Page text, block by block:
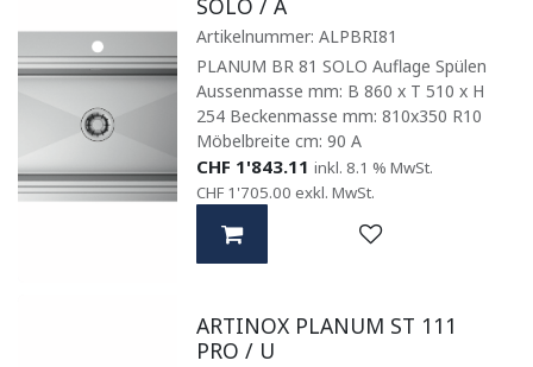
SOLO / A
Artikelnummer:ALPBRI81
PLANUM BR 81 SOLO Auflage Spülen
Aussenmasse mm: B 860 x T 510 x H
254 Beckenmasse mm: 810x350 R10
Möbelbreite cm: 90 A
CHF 1'843.11 inkl. 8.1 % MwSt.
CHF 1'705.00 exkl. MwSt.
ARTINOX PLANUM ST 111
PRO / U